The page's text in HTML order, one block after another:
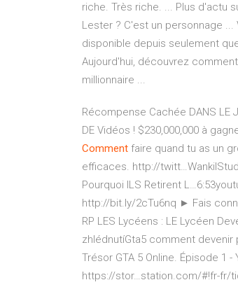
riche. Très riche. ... Plus d'actu
Lester ? C'est un personnage ...
disponible depuis seulement
Aujourd'hui, découvrez
millionnaire ...
Récompense Cachée DANS LE
DE Vidéos ! $230,000,000 à
Comment faire quand tu as un
efficaces. http://
Pourquoi ILS Retirent
http://bit.ly/2cTu6nq ► Fais
RP LES Lycéens : LE Lycéen
zhlédnutíGta5 comment devenir
Trésor GTA 5 Online. Épisode 1
https://stor…station.com/#!fr-fr/